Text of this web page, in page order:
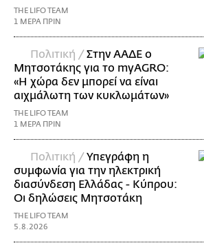
THE LIFO TEAM
1 ΜΕΡΑ ΠΡΙΝ
Πολιτική /Στην ΑΑΔΕ ο
Μητσοτάκης για το myAGRO:
«Η χώρα δεν μπορεί να είναι
αιχμάλωτη των κυκλωμάτων»
THE LIFO TEAM
1 ΜΕΡΑ ΠΡΙΝ
Πολιτική /Υπεγράφη η
συμφωνία για την ηλεκτρική
διασύνδεση Ελλάδας - Κύπρου:
Οι δηλώσεις Μητσοτάκη
THE LIFO TEAM
5.8.2026